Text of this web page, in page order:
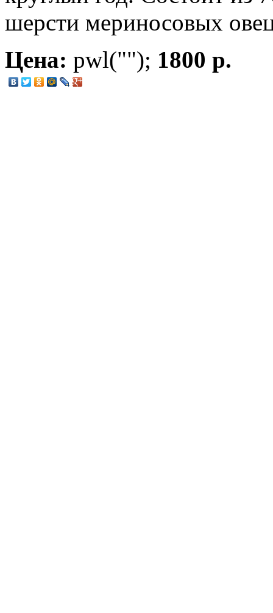
шерсти мериносовых
Цена: pwl(""); 1800 р.